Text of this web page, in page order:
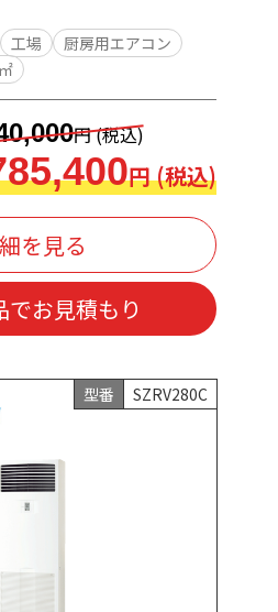
工場
厨房用エアコン
円 (税込)
円 (税込)
を見る
でお見積もり
型番 SZRV280C